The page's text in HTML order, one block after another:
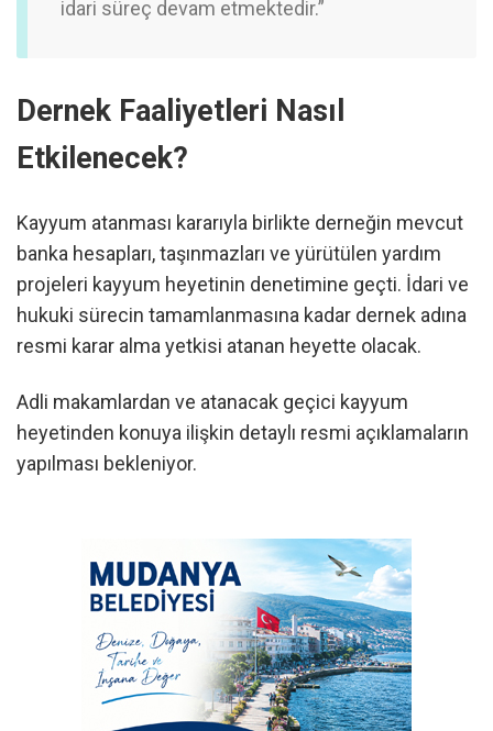
idari süreç devam etmektedir.”
Dernek Faaliyetleri Nasıl
Etkilenecek?
Kayyum atanması kararıyla birlikte derneğin mevcut
banka hesapları, taşınmazları ve yürütülen yardım
projeleri kayyum heyetinin denetimine geçti. İdari ve
hukuki sürecin tamamlanmasına kadar dernek adına
resmi karar alma yetkisi atanan heyette olacak.
Adli makamlardan ve atanacak geçici kayyum
heyetinden konuya ilişkin detaylı resmi açıklamaların
yapılması bekleniyor.